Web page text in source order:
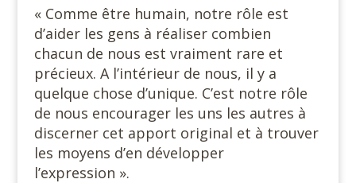
« Comme être humain, notre rôle est
d’aider les gens à réaliser combien
chacun de nous est vraiment rare et
précieux. A l’intérieur de nous, il y a
quelque chose d’unique. C’est notre rôle
de nous encourager les uns les autres à
discerner cet apport original et à trouver
les moyens d’en développer
l’expression ».